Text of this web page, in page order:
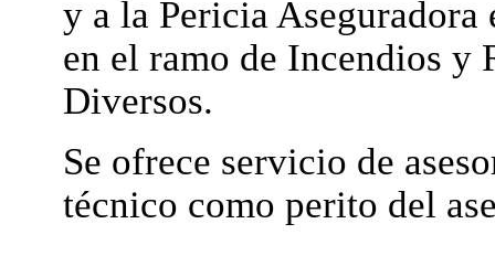
y a la Pericia Aseguradora
en el ramo de Incendios y
Diversos.
Se ofrece servicio de
técnico como perito del